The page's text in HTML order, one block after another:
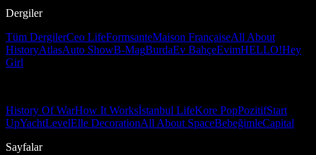
Dergiler
Tüm DergilerCeo LifeFormsanteMaison FrançaiseAll About
HistoryAtlasAuto ShowB-MagBurdaEv BahçeEvimHELLO!Hey
Girl
History Of WarHow It Worksİstanbul LifeKore PopPozitifStart
UpYachtLevelElle DecorationAll About SpaceBebeğimleCapital
Sayfalar